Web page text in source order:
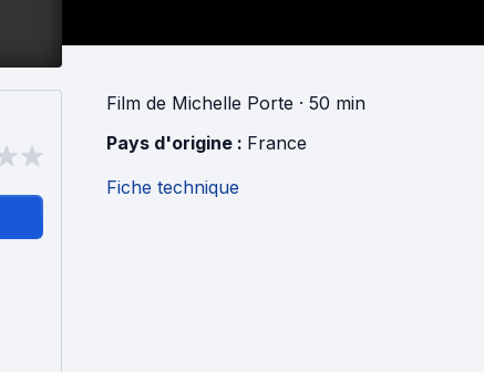
Film de Michelle Porte · 50 min
Pays d'origine : France
Fiche technique